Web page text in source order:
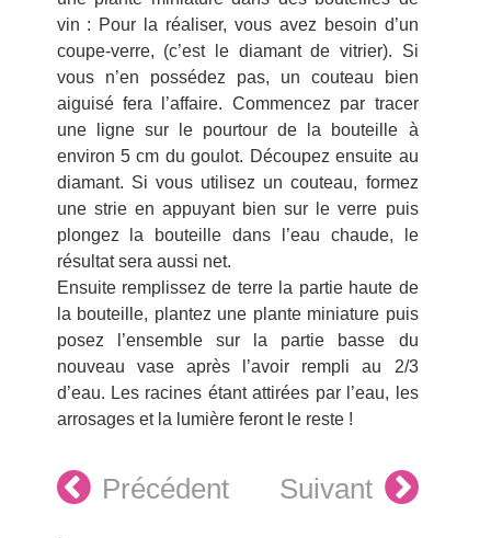
vin : Pour la réaliser, vous avez besoin d’un
coupe-verre, (c’est le diamant de vitrier). Si
vous n’en possédez pas, un couteau bien
aiguisé fera l’affaire. Commencez par tracer
une ligne sur le pourtour de la bouteille à
environ 5 cm du goulot. Découpez ensuite au
diamant. Si vous utilisez un couteau, formez
une strie en appuyant bien sur le verre puis
plongez la bouteille dans l’eau chaude, le
résultat sera aussi net.
Ensuite remplissez de terre la partie haute de
la bouteille, plantez une plante miniature puis
posez l’ensemble sur la partie basse du
nouveau vase après l’avoir rempli au 2/3
d’eau. Les racines étant attirées par l’eau, les
arrosages et la lumière feront le reste !
Précédent Suivant